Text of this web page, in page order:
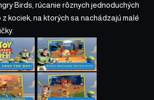
Birds, rúcanie rôznych jednoduchých
kociek, na ktorých sa nachádzajú malé